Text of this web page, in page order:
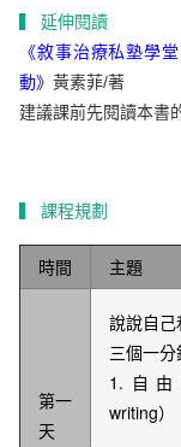
▍ 延伸閱讀
《敘事治療私塾學
動》 黃素菲/著
建議課前先閱讀本書
▍ 課程規劃
時間 主題
第一
天
說說自
三個一
1.自
writing）